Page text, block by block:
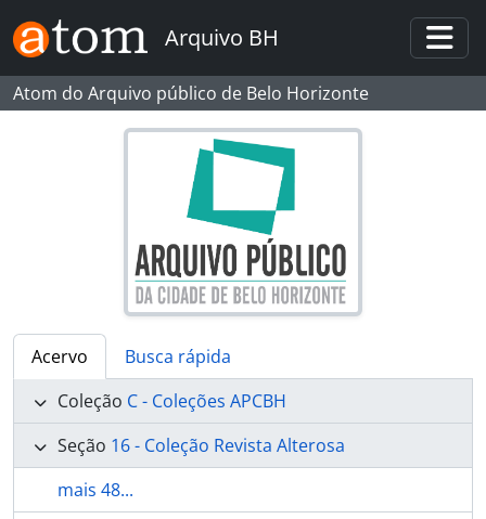
Skip to main content
Arquivo BH
Atom do Arquivo público de Belo Horizonte
Acervo
Busca rápida
Coleção C - Coleções APCBH
Seção 16 - Coleção Revista Alterosa
mais 48...